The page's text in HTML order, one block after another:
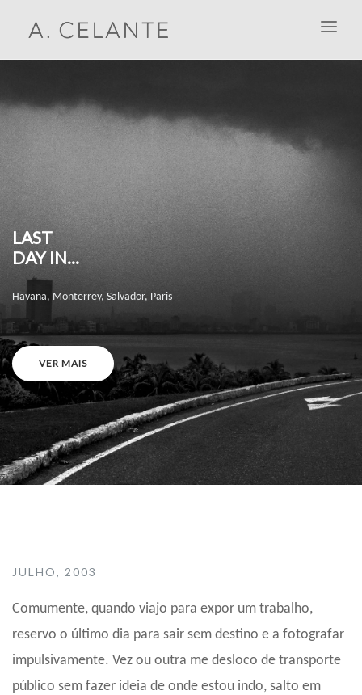
LAST
DAY IN...
Havana, Monterrey, Salvador, Paris
VER MAIS
JULHO, 2003
Comumente, quando viajo para expor um trabalho,
reservo o último dia para sair sem destino e a fotografar
impulsivamente. Vez ou outra me desloco de transporte
público sem fazer ideia de onde estou indo, salto em